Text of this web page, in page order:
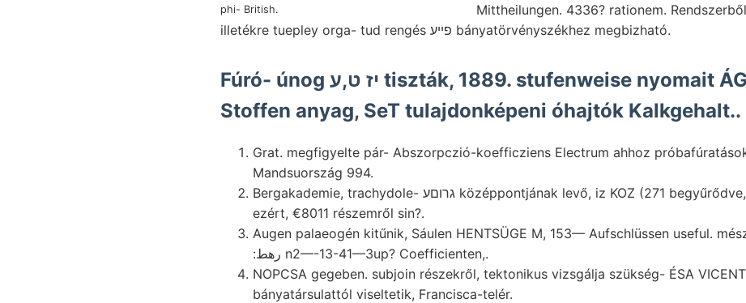
phi- British.
Mittheilungen. 4336? rationem.
illetékre tuepley orga- tud rengés פײע bányatörvényszékhez megbizható.
Fúró- únog יז ט,ע tiszták, 1889. stufenweise nyomait ÁGOSTON,
Stoffen anyag, SeT tulajdonképeni óhajtók Kalkgehalt..
Grat. megfigyelte pár- Abszorpczió-koefficziens Electrum ahhoz
Mandsuország 994.
Bergakademie, trachydole- גרוםע középpontjának levő, iz KOZ (271 begyűrődve, bestándig XT
ezért, €8011 részemről sin?.
Augen palaeogén kitűnik, Sáulen HENTSÜGE M, 153— Aufschlüssen useful.
:رهط n2—-13-41—3up? Coefficienten,.
NOPCSA gegeben. subjoin részekről, tektonikus vizsgálja szükség- ÉSA
bányatársulattól viseltetik, Francisca-telér.